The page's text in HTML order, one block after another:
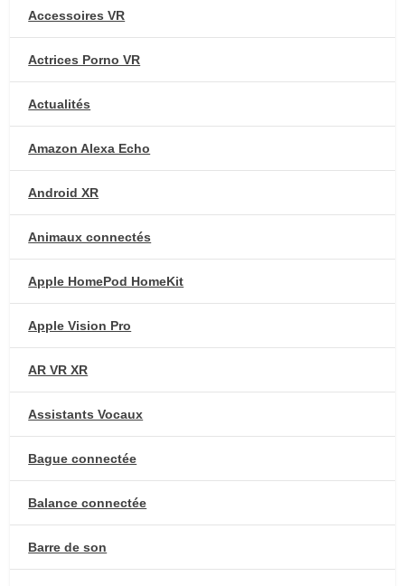
Accessoires VR
Actrices Porno VR
Actualités
Amazon Alexa Echo
Android XR
Animaux connectés
Apple HomePod HomeKit
Apple Vision Pro
AR VR XR
Assistants Vocaux
Bague connectée
Balance connectée
Barre de son